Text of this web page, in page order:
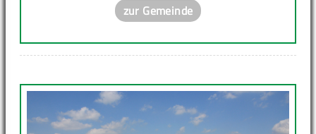
zur Gemeinde